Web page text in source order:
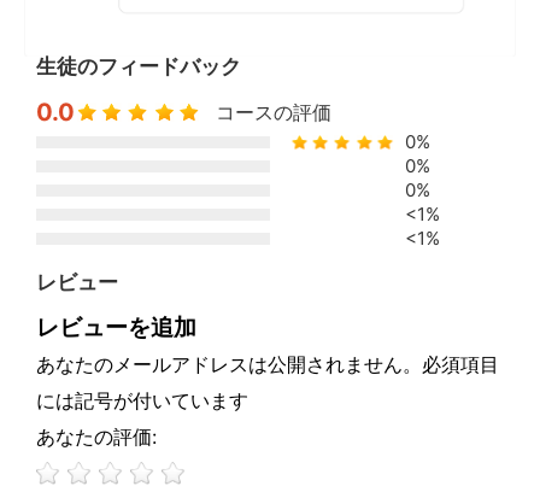
生徒のフィードバック
0.0 コースの評価
0%
0%
0%
<1%
<1%
レビュー
レビューを追加
あなたのメールアドレスは公開されません。必須項目
には記号が付いています
あなたの評価: